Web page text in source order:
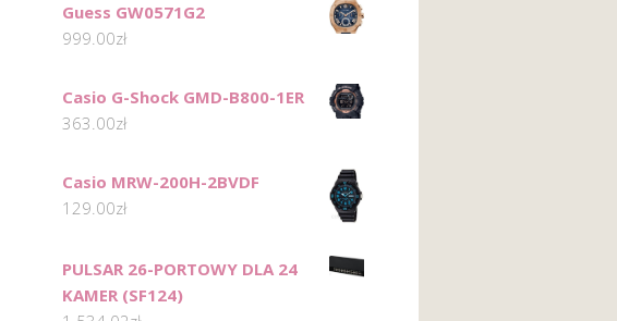
Guess GW0571G2
999.00zł
Casio G-Shock GMD-B800-1ER
363.00zł
Casio MRW-200H-2BVDF
129.00zł
PULSAR 26-PORTOWY DLA 24
KAMER (SF124)